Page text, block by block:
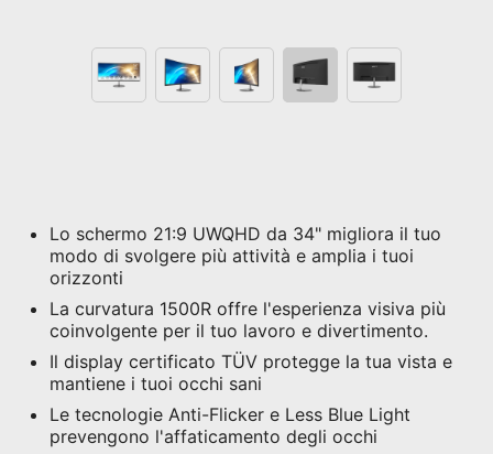
Lo schermo 21:9 UWQHD da 34" migliora il tuo
modo di svolgere più attività e amplia i tuoi
orizzonti
La curvatura 1500R offre l'esperienza visiva più
coinvolgente per il tuo lavoro e divertimento.
Il display certificato TÜV protegge la tua vista e
mantiene i tuoi occhi sani
Le tecnologie Anti-Flicker e Less Blue Light
prevengono l'affaticamento degli occhi